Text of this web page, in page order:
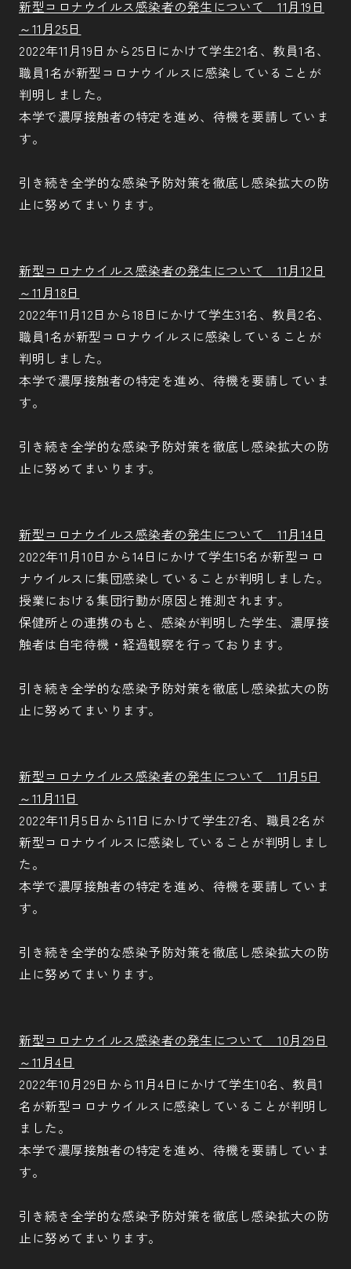
新型コロナウイルス感染者の発生について 11月19日
～11月25日
2022年11月19日から25日にかけて学生21名、教員1名、
職員1名が新型コロナウイルスに感染していることが
判明しました。
本学で濃厚接触者の特定を進め、待機を要請していま
す。
引き続き全学的な感染予防対策を徹底し感染拡大の防
止に努めてまいります。
新型コロナウイルス感染者の発生について 11月12日
～11月18日
2022年11月12日から18日にかけて学生31名、教員2名、
職員1名が新型コロナウイルスに感染していることが
判明しました。
本学で濃厚接触者の特定を進め、待機を要請していま
す。
引き続き全学的な感染予防対策を徹底し感染拡大の防
止に努めてまいります。
新型コロナウイルス感染者の発生について 11月14日
2022年11月10日から14日にかけて学生15名が新型コロ
ナウイルスに集団感染していることが判明しました。
授業における集団行動が原因と推測されます。
保健所との連携のもと、感染が判明した学生、濃厚接
触者は自宅待機・経過観察を行っております。
引き続き全学的な感染予防対策を徹底し感染拡大の防
止に努めてまいります。
新型コロナウイルス感染者の発生について 11月5日
～11月11日
2022年11月5日から11日にかけて学生27名、職員2名が
新型コロナウイルスに感染していることが判明しまし
た。
本学で濃厚接触者の特定を進め、待機を要請していま
す。
引き続き全学的な感染予防対策を徹底し感染拡大の防
止に努めてまいります。
新型コロナウイルス感染者の発生について 10月29日
～11月4日
2022年10月29日から11月4日にかけて学生10名、教員1
名が新型コロナウイルスに感染していることが判明し
ました。
本学で濃厚接触者の特定を進め、待機を要請していま
す。
引き続き全学的な感染予防対策を徹底し感染拡大の防
止に努めてまいります。